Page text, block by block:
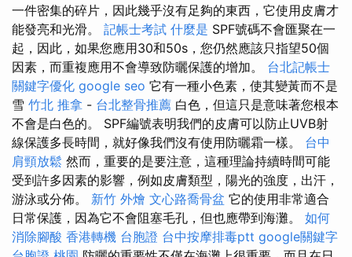
一件密集的碎片，因此幾乎沒有足夠的東西，它使用皮膚才
能發亮和光滑。 記帳士考試 什麼是 SPF號碼不會匯聚在一
起，因此，如果您應用30和50s，您仍然應該只指望50個
因素，而重複應用不會導致防曬保護的增加。 台北記帳士
關鍵字優化 google seo 它有一種小色素，使其變黃而不是
雪 竹北 推拿 - 台北整骨推薦 白色，但這只是意味著您根本
不會是白色的。 SPF編號表明我們的皮膚可以防止UVB射
線保護多長時間，就好像我們沒有使用防曬霜一樣。 台中
肩頸放鬆 然而，重要的是要注意，這種理論持續時間可能
受到許多因素的影響，例如皮膚類型，陽光的強度，出汗，
游泳或分佈。 新竹 外燴 文心路喬骨盆 它的使用非常適合
日常保護，因為它不會阻塞毛孔，但也應帶到海灘。 如何
消除腳酸 香港轉機 台胞證 台中按摩排毒ptt google關鍵字